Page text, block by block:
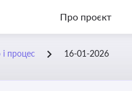
Про проєкт
процес 16-01-2026